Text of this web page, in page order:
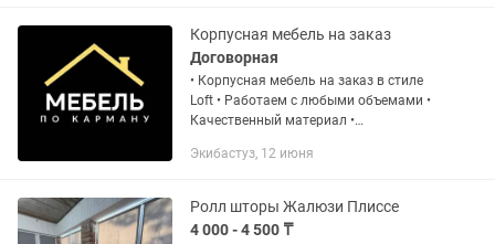
Корпусная мебель на заказ
Договорная
• Корпусная мебель на заказ в стиле
Loft • Работаем с любыми объемами •
Качественный материал •
на по номеру в объявлении! Адрес
Экибастуз, 12 июня
Ролл шторы Жалюзи Плиссе
4 000 - 4 500 ₸